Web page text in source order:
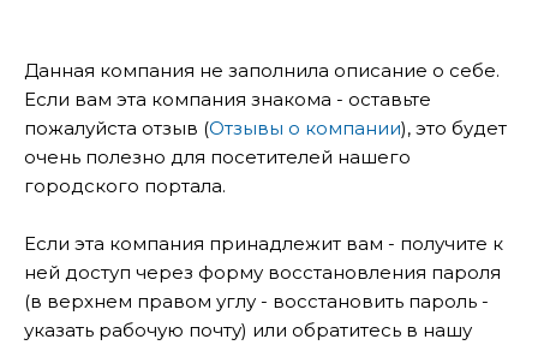
Данная компания не заполнила описание о себе.
Если вам эта компания знакома - оставьте
пожалуйста отзыв (Отзывы о компании), это будет
очень полезно для посетителей нашего
городского портала.
Если эта компания принадлежит вам - получите к
ней доступ через форму восстановления пароля
(в верхнем правом углу - восстановить пароль -
указать рабочую почту) или обратитесь в нашу